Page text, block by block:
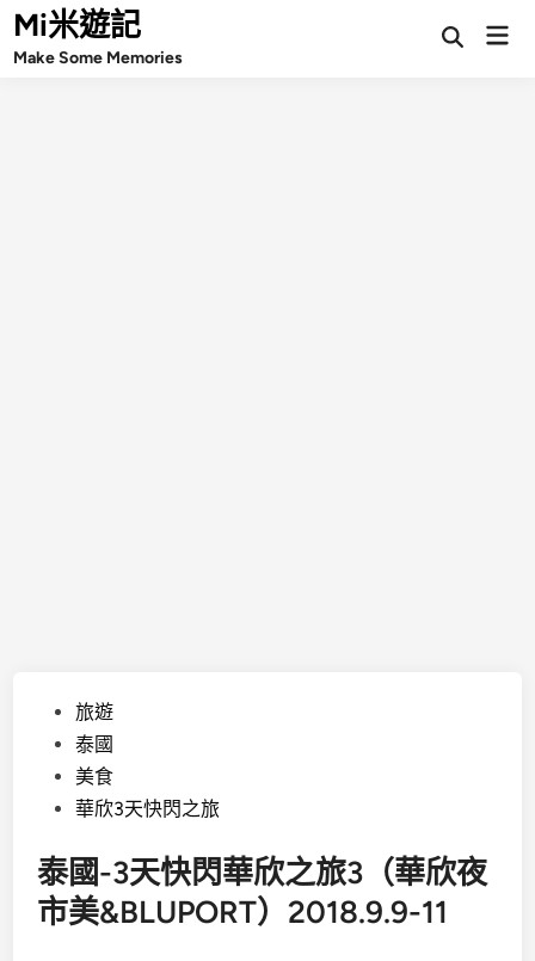
Skip
to
Mi米遊記
Make Some Memories
Open
Posted旅遊
泰國
美食
華欣3天快閃之旅
泰國-3天快閃華欣之旅3（華欣夜
市美&BLUPORT）2018.9.9-11